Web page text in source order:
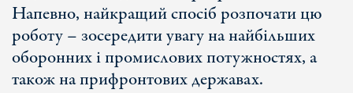
Напевно, найкращий спосіб розпочати цю
роботу – зосередити увагу на найбільших
оборонних і промислових потужностях, а
також на прифронтових державах.